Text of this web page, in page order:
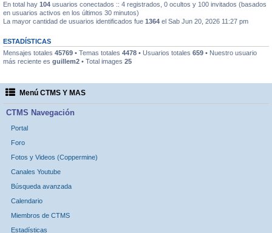
En total hay 104 usuarios conectados :: 4 registrados, 0 ocultos y 100 invitados (basados
en usuarios activos en los últimos 30 minutos)
La mayor cantidad de usuarios identificados fue 1364 el Sab Jun 20, 2026 11:27 pm
ESTADÍSTICAS
Mensajes totales 45769 • Temas totales 4478 • Usuarios totales 659 • Nuestro usuario
más reciente es guillem2 • Total images 25
Menú CTMS Y MAS
CTMS Navegación
Portal
Foro
Fotos y Videos (Coppermine)
Canales Youtube
Búsqueda avanzada
Calendario
Miembros de CTMS
Estadísticas